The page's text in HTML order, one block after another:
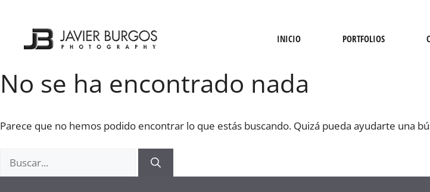
contenido
INICIO PORTFOLIOS
No se ha encontrado nada
Parece que no hemos podido encontrar lo que estás buscando. Quizá pueda ayudarte una